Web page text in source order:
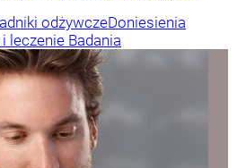
odżywczeDoniesienia
leczenie Badania